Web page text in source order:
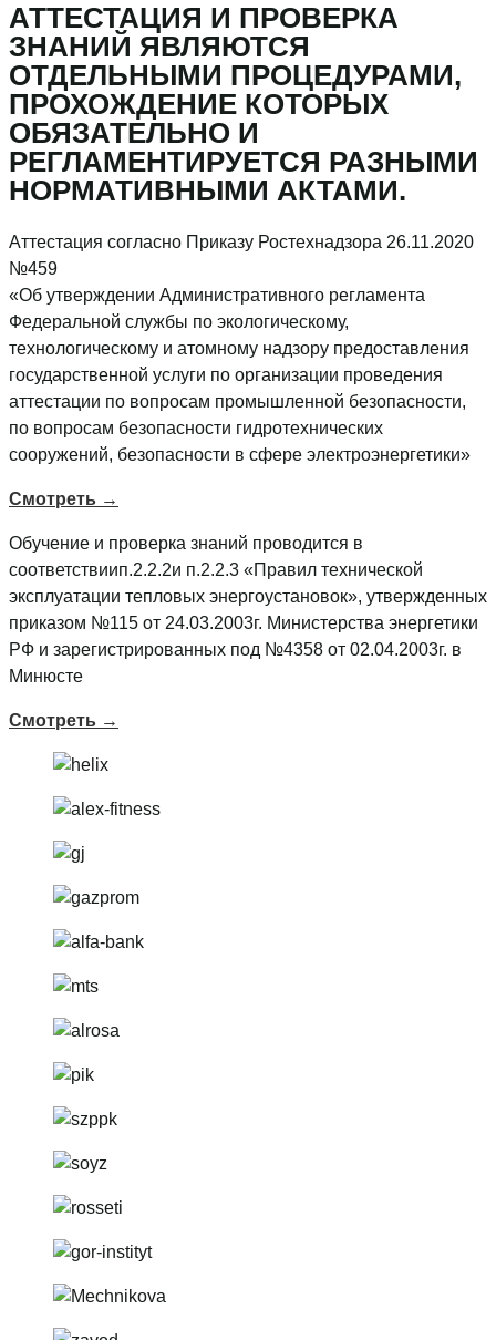
АТТЕСТАЦИЯ И ПРОВЕРКА
ЗНАНИЙ ЯВЛЯЮТСЯ
ОТДЕЛЬНЫМИ ПРОЦЕДУРАМИ,
ПРОХОЖДЕНИЕ КОТОРЫХ
ОБЯЗАТЕЛЬНО И
РЕГЛАМЕНТИРУЕТСЯ РАЗНЫМИ
НОРМАТИВНЫМИ АКТАМИ.
Аттестация согласно Приказу Ростехнадзора 26.11.2020
№459
«Об утверждении Административного регламента
Федеральной службы по экологическому,
технологическому и атомному надзору предоставления
государственной услуги по организации проведения
аттестации по вопросам промышленной безопасности,
по вопросам безопасности гидротехнических
сооружений, безопасности в сфере электроэнергетики»
Смотреть →
Обучение и проверка знаний проводится в
соответствиип.2.2.2и п.2.2.3 «Правил технической
эксплуатации тепловых энергоустановок», утвержденных
приказом №115 от 24.03.2003г. Министерства энергетики
РФ и зарегистрированных под №4358 от 02.04.2003г. в
Минюсте
Смотреть →